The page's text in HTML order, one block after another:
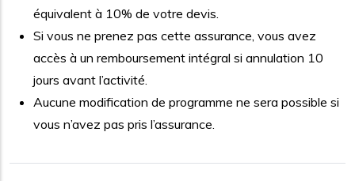
équivalent à 10% de votre devis.
Si vous ne prenez pas cette assurance, vous avez
accès à un remboursement intégral si annulation 10
jours avant l’activité.
Aucune modification de programme ne sera possible si
vous n’avez pas pris l’assurance.